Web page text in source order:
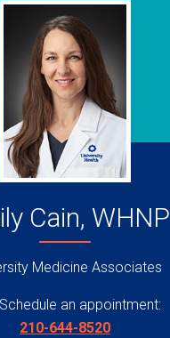
Cain, WHNP
Medicine Associates
Schedule an appointment:
210-644-8520